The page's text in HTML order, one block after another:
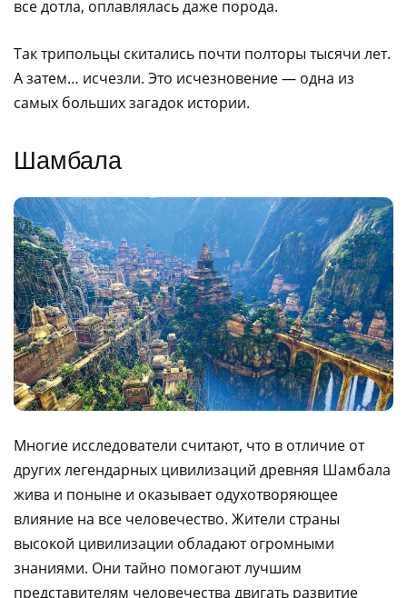
все дотла, оплавлялась даже порода.
Так трипольцы скитались почти полторы тысячи лет.
А затем… исчезли. Это исчезновение — одна из
самых больших загадок истории.
Шамбала
Многие исследователи считают, что в отличие от
других легендарных цивилизаций древняя Шамбала
жива и поныне и оказывает одухотворяющее
влияние на все человечество. Жители страны
высокой цивилизации обладают огромными
знаниями. Они тайно помогают лучшим
представителям человечества двигать развитие